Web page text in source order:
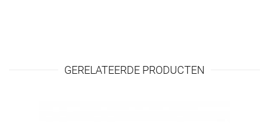
GERELATEERDE PRODUCTEN